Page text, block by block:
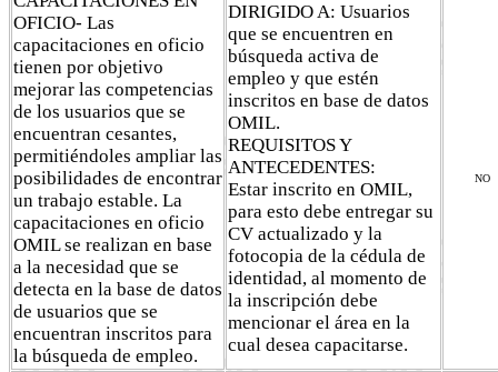
OFICIO- Las
capacitaciones en oficio
tienen por objetivo
mejorar las competencias
de los usuarios que se
encuentran cesantes,
permitiéndoles ampliar las
posibilidades de encontrar
un trabajo estable. La
capacitaciones en oficio
OMIL se realizan en base
a la necesidad que se
detecta en la base de datos
de usuarios que se
encuentran inscritos para
la búsqueda de empleo.
DIRIGIDO A: Usuarios
que se encuentren en
búsqueda activa de
empleo y que estén
inscritos en base de datos
OMIL.
REQUISITOS Y
ANTECEDENTES:
Estar inscrito en OMIL,
para esto debe entregar su
CV actualizado y la
fotocopia de la cédula de
identidad, al momento de
la inscripción debe
mencionar el área en la
cual desea capacitarse.
NO